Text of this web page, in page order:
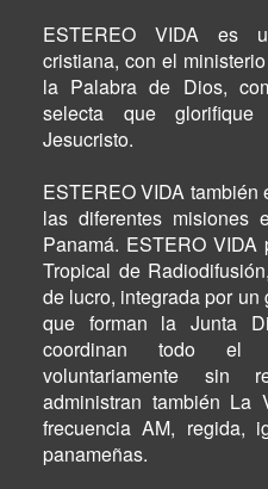
ESTEREO VIDA es
cristiana, con el
la Palabra de Dios,
selecta que
Jesucristo.
ESTEREO VIDA
las diferentes misiones
Panamá. ESTERO
Tropical de
de lucro, integrada por
que forman la Junta
coordinan todo el
voluntariamente sin
administran también
frecuencia AM, regida,
panameñas.